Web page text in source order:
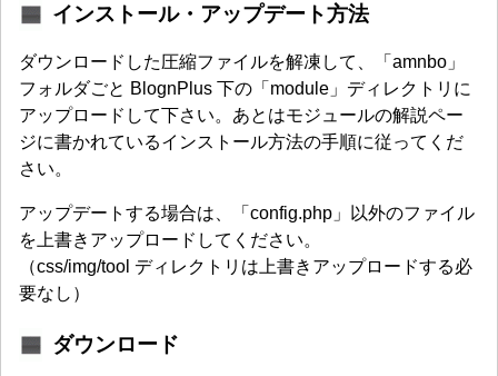
インストール・アップデート方法
ダウンロードした圧縮ファイルを解凍して、「amnbo」
フォルダごと BlognPlus 下の「module」ディレクトリに
アップロードして下さい。あとはモジュールの解説ペー
ジに書かれているインストール方法の手順に従ってくだ
さい。
アップデートする場合は、「config.php」以外のファイル
を上書きアップロードしてください。
（css/img/tool ディレクトリは上書きアップロードする必
要なし）
ダウンロード